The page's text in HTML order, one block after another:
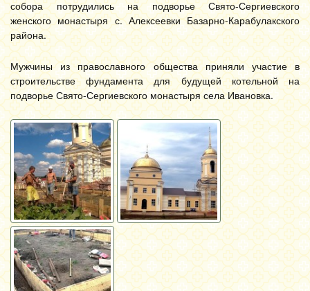
собора потрудились на подворье Свято-Сергиевского
женского монастыря с. Алексеевки Базарно-Карабулакского
района.
Мужчины из православного общества приняли участие в
строительстве фундамента для будущей котельной на
подворье Свято-Сергиевского монастыря села Ивановка.